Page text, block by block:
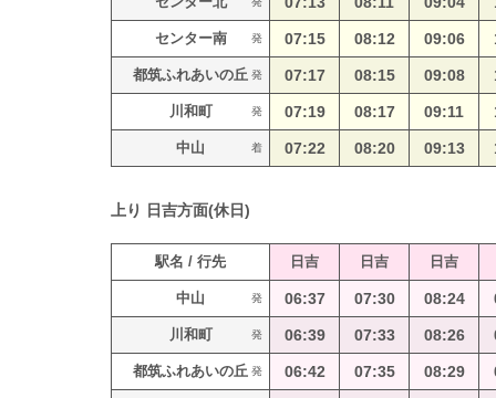
センター南 発 07:15 08:12 09:06
都筑ふれあいの丘 発 07:17 08:15 09:08
川和町 発 07:19 08:17 09:11
中山 着 07:22 08:20 09:13
上り 日吉方面(休日)
駅名 / 行先 日吉 日吉 日吉
中山 発 06:37 07:30 08:24
川和町 発 06:39 07:33 08:26
都筑ふれあいの丘 発 06:42 07:35 08:29